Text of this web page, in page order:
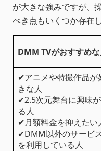
が大きな強みですが、
べき点もいくつか存在
DMM TVがおすすめ
✔アニメや特撮作品が
きな人
✔2.5次元舞台に興味
る人
✔月額料金を抑えたい
✔DMM以外のサービ
を利用している人